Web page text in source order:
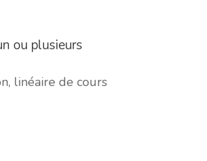
ou plusieurs
linéaire de cours